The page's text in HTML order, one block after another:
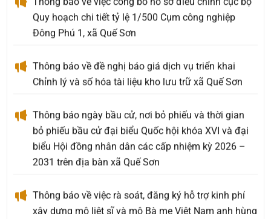
Quy hoạch chi tiết tỷ lệ 1/500 Cụm công nghiệp
Đông Phú 1, xã Quế Sơn
Thông báo về đề nghị báo giá dịch vụ triển khai
Chỉnh lý và số hóa tài liệu kho lưu trữ xã Quế Sơn
Thông báo ngày bầu cử, nơi bỏ phiếu và thời gian
bỏ phiếu bầu cử đại biểu Quốc hội khóa XVI và đại
biểu Hội đồng nhân dân các cấp nhiệm kỳ 2026 –
2031 trên địa bàn xã Quế Sơn
Thông báo về việc rà soát, đăng ký hỗ trợ kinh phí
xây dựng mộ liệt sĩ và mộ Bà mẹ Việt Nam anh hùng